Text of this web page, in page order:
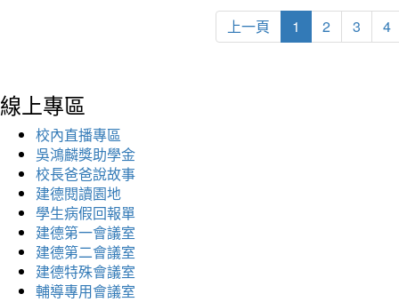
上一頁 1 2 3 4
線上專區
校內直播專區
吳鴻麟獎助學金
校長爸爸說故事
建德閱讀園地
學生病假回報單
建德第一會議室
建德第二會議室
建德特殊會議室
輔導專用會議室